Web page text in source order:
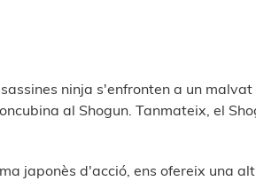
ninja s'enfronten a un
al Shogun. Tanmateix, el
japonès d'acció, ens ofereix una